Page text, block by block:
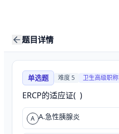
题目详情
单选题 难度5 卫生高级职称
ERCP的适应证(  )
A A.急性胰腺炎